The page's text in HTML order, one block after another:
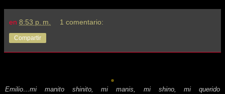
en 8:53 p. m. 1 comentario:
Compartir
Emilio…mi manito shinito, mi manis, mi shino, mi querido